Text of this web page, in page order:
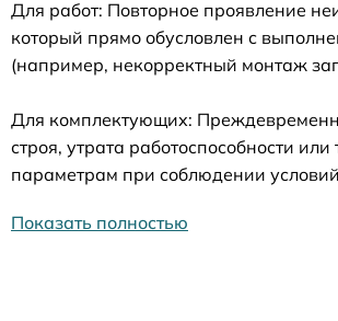
Для работ: Повторное проявление
который прямо обусловлен с
(например, некорректный монтаж
Для комплектующих:
строя, утрата работоспособности
параметрам при соблюдении
Показать полностью